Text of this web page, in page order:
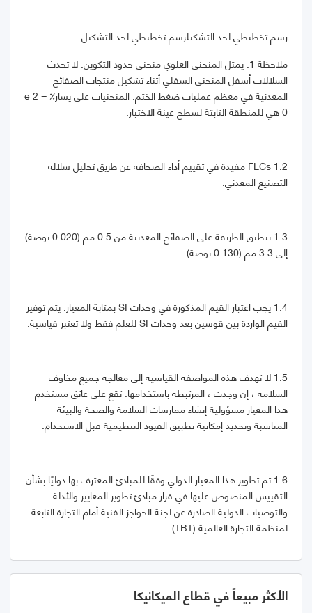
رسم تخطيطي لحد التشكيلرسم تخطيطي لحد التشكيل
ملاحظة 1: يمثل المنحنى العلوي منحنى حدود التكوين. لا تحدث
السلالات أسفل المنحنى السفلي أثناء تشكيل منتجات الصفائح
المعدنية في معظم عمليات ضغط الختم. المنحنيات على يسار٪ e 2 =
0 هي للمنطقة الثابتة لسطح عينة الاختبار.
1.2 FLCs مفيدة في تقييم أداء الصحافة عن طريق تحليل سلالة
التصنيع المعدني.
1.3 تنطبق الطريقة على الصفائح المعدنية من 0.5 مم (0.020 بوصة)
إلى 3.3 مم (0.130 بوصة).
1.4 يجب اعتبار القيم المذكورة في وحدات SI بمثابة المعيار. يتم توفير
القيم الواردة بين قوسين بعد وحدات SI للعلم فقط ولا تعتبر قياسية.
1.5 لا تهدف هذه المواصفة القياسية إلى معالجة جميع مخاوف
السلامة ، إن وجدت ، المرتبطة باستخدامها. تقع على عاتق مستخدم
هذا المعيار مسؤولية إنشاء ممارسات السلامة والصحة والبيئة
المناسبة وتحديد إمكانية تطبيق القيود التنظيمية قبل الاستخدام.
1.6 تم تطوير هذا المعيار الدولي وفقًا للمبادئ المعترف بها دوليًا بشأن
التقييس المنصوص عليها في قرار مبادئ تطوير المعايير والأدلة
والتوصيات الدولية الصادرة عن لجنة الحواجز الفنية أمام التجارة التابعة
لمنظمة التجارة العالمية (TBT).
الأكثر مبيعاً في قطاع الميكانيكا